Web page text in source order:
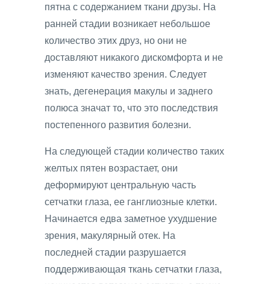
пятна с содержанием ткани друзы. На
ранней стадии возникает небольшое
количество этих друз, но они не
доставляют никакого дискомфорта и не
изменяют качество зрения. Следует
знать, дегенерация макулы и заднего
полюса значат то, что это последствия
постепенного развития болезни.
На следующей стадии количество таких
желтых пятен возрастает, они
деформируют центральную часть
сетчатки глаза, ее ганглиозные клетки.
Начинается едва заметное ухудшение
зрения, макулярный отек. На
последней стадии разрушается
поддерживающая ткань сетчатки глаза,